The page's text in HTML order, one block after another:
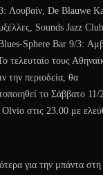
Λουβαίν, De Blauwe
Sounds Jazz
Sphere Bar 9/3:
τελευταίο τους
την περιοδεία, θα
το Σάββατο 11/
στις 23.00 με
για την μπάντα στη